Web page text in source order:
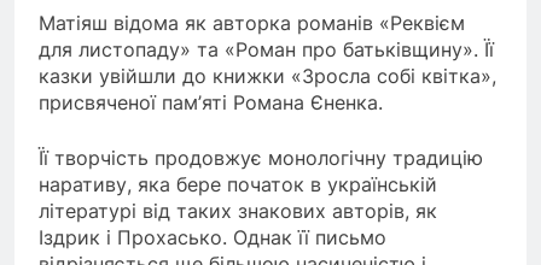
Матіяш відома як авторка романів «Реквієм
для листопаду» та «Роман про батьківщину». Її
казки увійшли до книжки «Зросла собі квітка»,
присвяченої пам’яті Романа Єненка.
Її творчість продовжує монологічну традицію
наративу, яка бере початок в українській
літературі від таких знакових авторів, як
Іздрик і Прохасько. Однак її письмо